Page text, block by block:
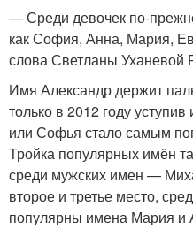
— Среди девочек по-
как София, Анна, Мария,
слова Светланы Уханевой
Имя Александр держит
только в 2012 году
или Софья стало самым
Тройка популярных имён
среди мужских имен —
второе и третье место,
популярны имена Мария и